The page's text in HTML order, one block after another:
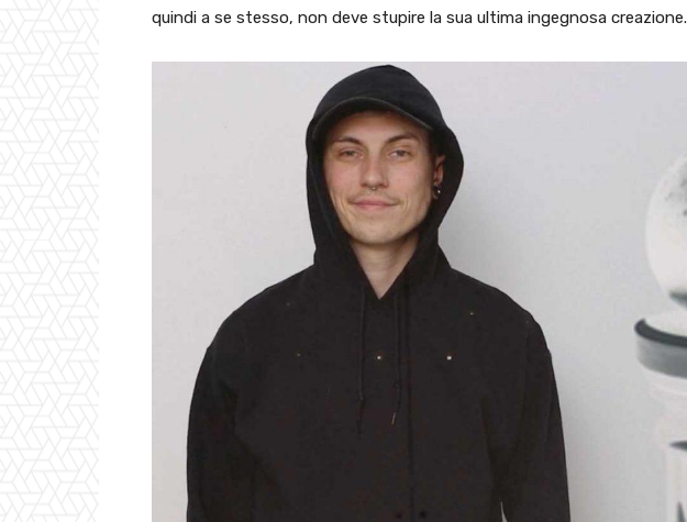
quindi a se stesso, non deve stupire la sua ultima ingegnosa creazione.